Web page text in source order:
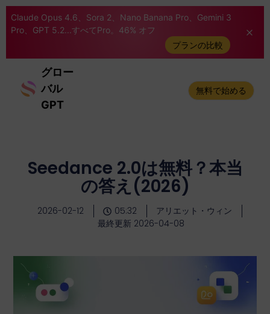
Claude Opus 4.6、Sora 2、Nano Banana Pro、Gemini 3
Pro、GPT 5.2...すべてPro。46% オフ
プランの比較
グロー
バル
GPT
無料で始める
Seedance 2.0は無料？本当
の答え(2026)
2026-02-12 05:32
アリエット・ウィン
最終更新 2026-04-08